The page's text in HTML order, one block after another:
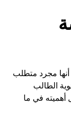
أنها مجرد متطلب
الطالب
أهميته في ما